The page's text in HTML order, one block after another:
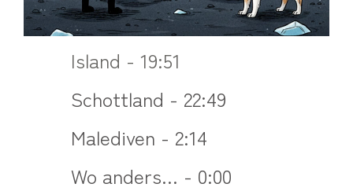
Island - 19:51
Schottland - 22:49
Malediven - 2:14
Wo anders... - 0:00